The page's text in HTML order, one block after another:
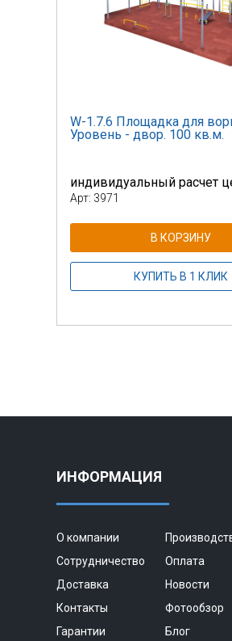
W-1.7.6 Площадка для
Уровень - двор. 100 кв.м.
индивидуальный расчет
Арт: 3971
В КОРЗИНУ
КУПИТЬ В 1 КЛИК
ИНФОРМАЦИЯ
О компании
Сотрудничество
Оплата
Доставка
Новости
Контакты
Фотообзор
Гарантии
Блог